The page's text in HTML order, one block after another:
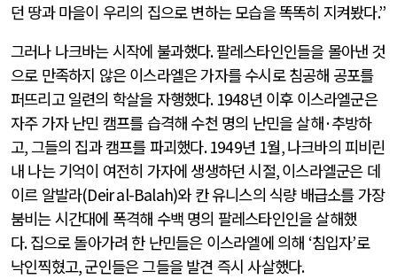
던 땅과 마을이 우리의 집으로 변하는 모습을 똑똑히 지켜봤다.”
그러나 나크바는 시작에 불과했다.팔레스타인인들을 몰아낸 것
으로 만족하지 않은 이스라엘은 가자를 수시로 침공해 공포를
퍼뜨리고 일련의 학살을 자행했다. 1948년 이후 이스라엘군은
자주 가자 난민 캠프를 습격해 수천 명의 난민을 살해·추방하
고,그들의 집과 캠프를 파괴했다. 1949년 1월,나크바의 피비린
내 나는 기억이 여전히 가자에 생생하던 시절,이스라엘군은 데
이르 알발라(Deir al-Balah)와 칸 유니스의 식량 배급소를 가장
붐비는 시간대에 폭격해 수백 명의 팔레스타인인을 살해했
다.집으로 돌아가려 한 난민들은 이스라엘에 의해 ‘침입자’로
낙인찍혔고,군인들은 그들을 발견 즉시 사살했다.